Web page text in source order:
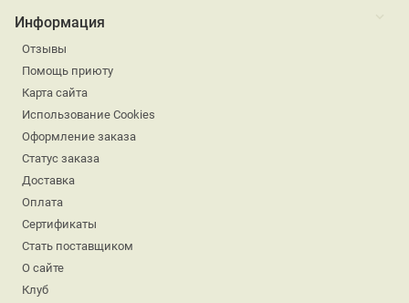
Информация
Отзывы
Помощь приюту
Карта сайта
Использование Cookies
Оформление заказа
Статус заказа
Доставка
Оплата
Сертификаты
Стать поставщиком
О сайте
Клуб